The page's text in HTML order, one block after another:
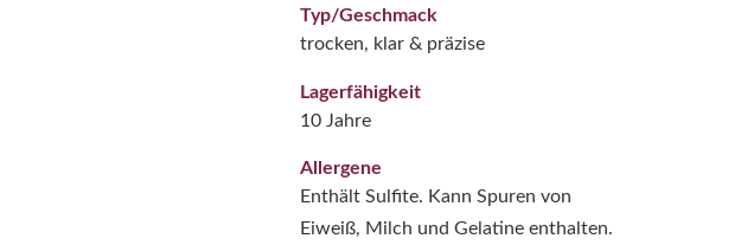
Typ/Geschmack
trocken, klar & präzise
Lagerfähigkeit
10 Jahre
Allergene
Enthält Sulfite. Kann Spuren von
Eiweiß, Milch und Gelatine enthalten.